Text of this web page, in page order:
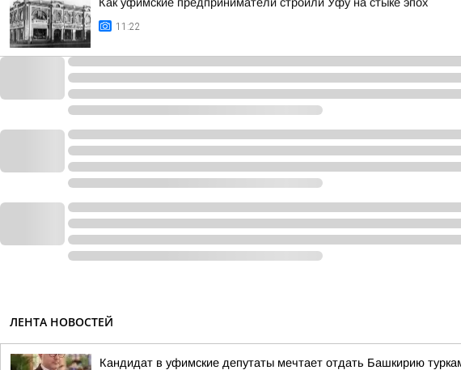
11:22
ЛЕНТА НОВОСТЕЙ
Кандидат в уфимские депутаты мечтает отдать Башкирию